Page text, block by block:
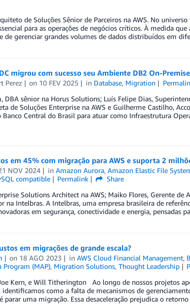
de Soluções Sênior de Parceiros na AWS. No
para as operações de negócios críticos. À medida
de gerenciar grandes volumes de dados distribuídos em
migrou com sucesso seu Ambiente DB2 On-
Perez on 10 FEV 2025 in Database, Migration
DBA sênior na Horus Solutions; Luís Felipe Dias,
de Soluções Enterprise na AWS e Guilherme Castilho,
Banco Central do Brasil para atuar como Infraestrutura
em 45% com migração para AWS e suporta 2
NOV 2024 inAmazon Aurora,Amazon Elastic File
compatible Permalink
Share
Solutions Architect na AWS; Maiko Flores, Gerente
na Intelbras. A Intelbras, uma empresa brasileira de
em segurança, conectividade e energia, pensadas
em migrações de grande escala?
on 18 AGO 2023 inAWS Cloud Financial Management,
(MAP), Migration Solutions, Thought Leadership
Kern, e Will Titherington Ao longo de nossos projetos
identificamos como a falta de mecanismos de
parar uma migração. Essa desaceleração prejudica o